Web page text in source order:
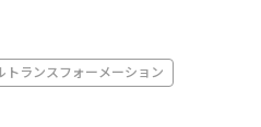
トランスフォーメーション